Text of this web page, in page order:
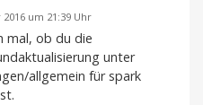
2016 um 21:39 Uhr
mal, ob du die
unter
allgemein für spark